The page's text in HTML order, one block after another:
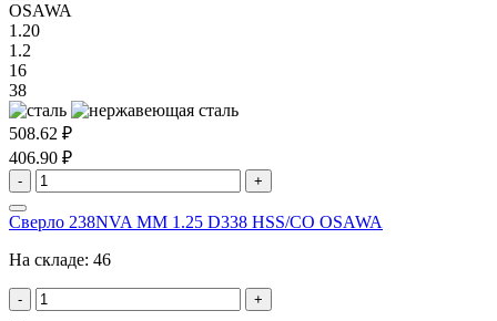
OSAWA
1.20
1.2
16
38
508.62 ₽
406.90 ₽
- +
Сверло 238NVA MM 1.25 D338 HSS/CO OSAWA
На складе: 46
- +